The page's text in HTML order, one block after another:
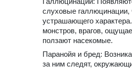
слуховые галлюцинации,
устрашающего
монстров, врагов,
ползают насекомые.
Паранойя и бред:
за ним следят,